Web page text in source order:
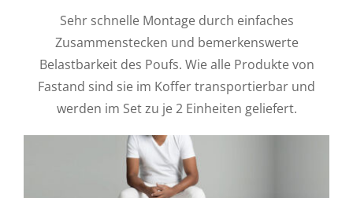
Sehr schnelle Montage durch einfaches
Zusammenstecken und bemerkenswerte
Belastbarkeit des Poufs. Wie alle Produkte von
Fastand sind sie im Koffer transportierbar und
werden im Set zu je 2 Einheiten geliefert.